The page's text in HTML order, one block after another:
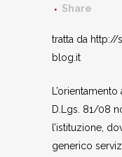
Share
tratta da http://
blog.it
D.Lgs. 81/08
l’istituzione,
generico